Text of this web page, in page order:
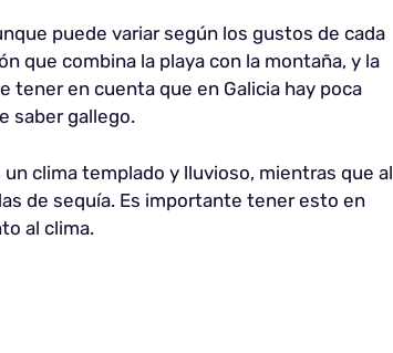
puede variar según los gustos de cada
que combina la playa con la montaña, y la
tener en cuenta que en Galicia hay poca
saber gallego.
clima templado y lluvioso, mientras que al
de sequía. Es importante tener esto en
al clima.